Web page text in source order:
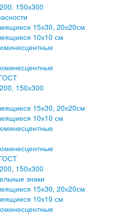
150х300
15х30, 20х20см
10х10 см
150х300
15х30, 20х20см
10х10 см
150х300
знаки
15х30, 20х20см
10х10 см